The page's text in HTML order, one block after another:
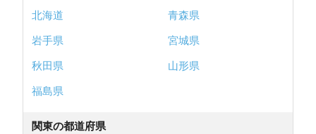
北海道
青森県
岩手県
宮城県
秋田県
山形県
福島県
関東の都道府県